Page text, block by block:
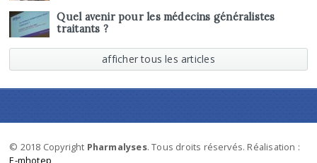
Quel avenir pour les médecins généralistes
traitants ?
afficher tous les articles
© 2018 Copyright Pharmalyses. Tous droits réservés. Réalisation :
E-mhotep